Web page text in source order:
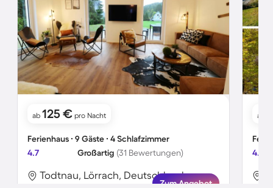
ab 125 € pro Nacht
Ferienhaus ∙ 9 Gäste ∙ 4 Schlafzimmer
4.7
Großartig (31 Bewertungen)
Todtnau, Lörrach, Deutschland
Zum Angebot
ab
4.7